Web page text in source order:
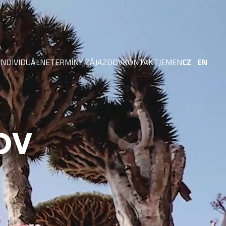
TERMÍNY ZÁJAZDOV
OKTÓBER 2026
OKTÓBER / NOVEMBER 2026
NOVEMBER 2026
NOVEMBER / DECEMBER 2026
DECEMBER 2026
DECEMBER 2026 / JANUÁR 2027
JANUÁR 2027
JANUÁR / FEBRUÁR 2027
FEBRUÁR 2027
KONTAKT
O MNE
FACEBOOK
INSTAGRAM
YOUTUBE
VYHLÁSENIE O COOKIES
JEMENCZ EN